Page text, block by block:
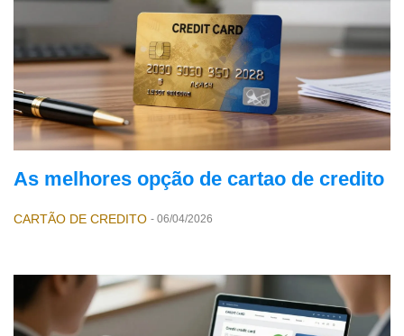
As melhores opção de cartao de credito
CARTÃO DE CREDITO - 06/04/2026